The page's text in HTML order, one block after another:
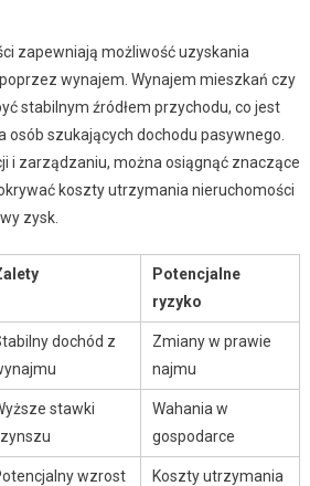
zapewniają możliwość uzyskania
wynajem. Wynajem mieszkań czy
stabilnym źródłem przychodu, co jest
szukających dochodu pasywnego.
i zarządzaniu, można osiągnąć znaczące
koszty utrzymania nieruchomości
zysk.
Potencjalne
ryzyko
dochód z
Zmiany w prawie
najmu
stawki
Wahania w
gospodarce
wzrost
Koszty utrzymania